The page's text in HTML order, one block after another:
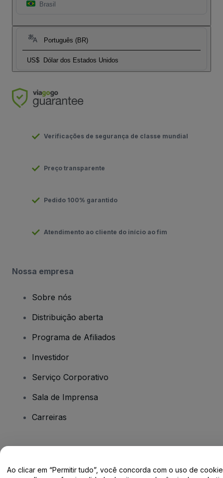
Brasil
Português (BR)
US$ Dólar dos Estados Unidos
Verificações de segurança de classe mundial
Preço transparente
Pedido 100% garantido
Atendimento ao cliente do início ao fim
Nossa empresa
Sobre nós
Distribuição aberta
Programa de Afiliados
Investidor
Serviço Corporativo
Sala de Imprensa
Carreiras
Ao clicar em “Permitir tudo”, você concorda com o uso de